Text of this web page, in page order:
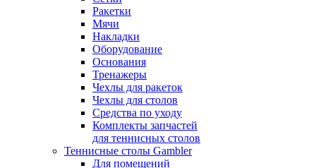
Ракетки
Мячи
Накладки
Оборудование
Основания
Тренажеры
Чехлы для ракеток
Чехлы для столов
Средства по уходу
Комплекты запчастей
для теннисных столов
Теннисные столы Gambler
Для помещений